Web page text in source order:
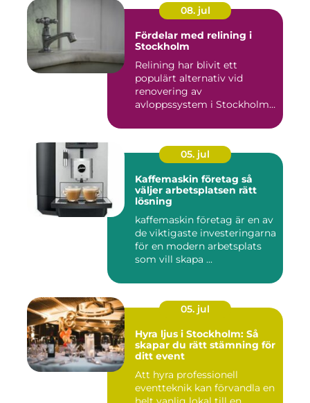
08. jul
Fördelar med relining i
Stockholm
Relining har blivit ett
populärt alternativ vid
renovering av
avloppssystem i Stockholm.
05. jul
Kaffemaskin företag så
väljer arbetsplatsen rätt
lösning
kaffemaskin företag är en av
de viktigaste investeringarna
för en modern arbetsplats
som vill skapa ...
05. jul
Hyra ljus i Stockholm: Så
skapar du rätt stämning för
ditt event
Att hyra professionell
eventteknik kan förvandla en